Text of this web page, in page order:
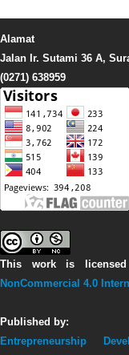
Alamat
Jalan Ir. Sutami 36 A,
(0271) 638959
This work is
NonCommercial 4.0
Published by:
Entrepreneurship